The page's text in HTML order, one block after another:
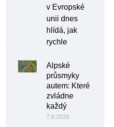
v Evropské
unii dnes
hlídá, jak
rychle
Alpské
průsmyky
autem: Které
zvládne
každý
7.8.2026